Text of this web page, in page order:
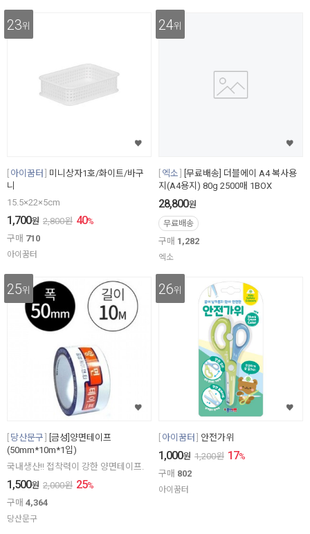
23위
아이꿈터
미니상자1호/화이트/바구
니
15.5×22×5cm
1,700원 2,800원 40%
구매 710
아이꿈터
24위
엑소
[무료배송] 더블에이 A4 복사용
지(A4용지) 80g 2500매 1BOX
28,800원
무료배송
구매 1,282
엑소
25위
당산문구
[금성]양면테이프
(50mm*10m*1입)
국내생산!! 접착력이 강한 양면테이프.
1,500원 2,000원 25%
구매 4,364
당산문구
26위
아이꿈터 안전가위
1,000원 1,200원 17%
구매 802
아이꿈터